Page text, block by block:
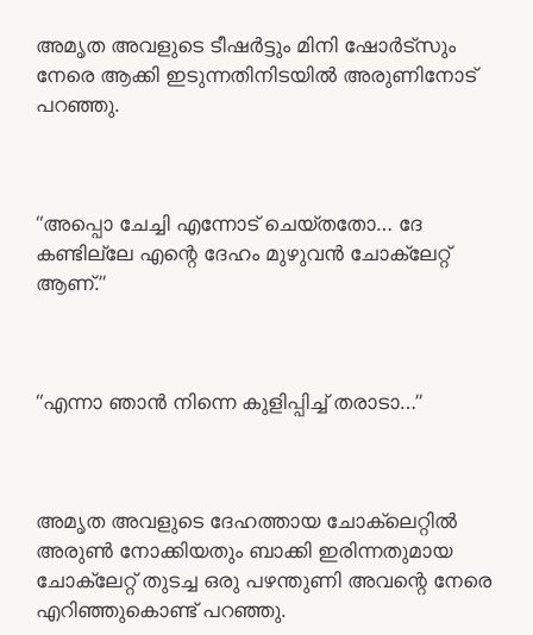
അമൃത അവളുടെ ടീഷർട്ടും മിനി ഷോർട്സും
നേരെ ആക്കി ഇടുന്നതിനിടയിൽ അരുണിനോട്
പറഞ്ഞു.
“അപ്പൊ ചേച്ചി എന്നോട് ചെയ്തതോ… ദേ
കണ്ടില്ലേ എന്റെ ദേഹം മുഴുവൻ ചോക്ലേറ്റ്
ആണ്.”
“എന്നാ ഞാൻ നിന്നെ കുളിപ്പിച്ച് തരാടാ…”
അമൃത അവളുടെ ദേഹത്തായ ചോക്ലെറ്റിൽ
അരുൺ നോക്കിയതും ബാക്കി ഇരിന്നതുമായ
ചോക്ലേറ്റ് തുടച്ച ഒരു പഴന്തുണി അവന്റെ നേരെ
എറിഞ്ഞുകൊണ്ട് പറഞ്ഞു.